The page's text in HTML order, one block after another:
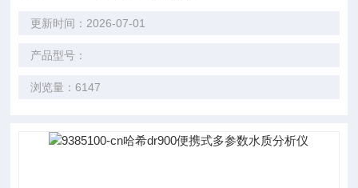
更新时间：2026-07-01
产品型号：
浏览量：6147